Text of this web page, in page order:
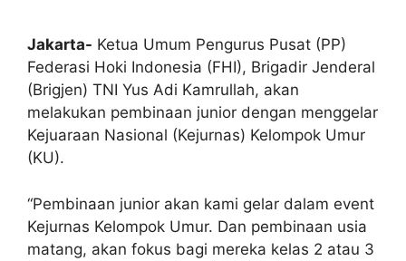
Jakarta- Ketua Umum Pengurus Pusat (PP)
Federasi Hoki Indonesia (FHI), Brigadir Jenderal
(Brigjen) TNI Yus Adi Kamrullah, akan
melakukan pembinaan junior dengan menggelar
Kejuaraan Nasional (Kejurnas) Kelompok Umur
(KU).
“Pembinaan junior akan kami gelar dalam event
Kejurnas Kelompok Umur. Dan pembinaan usia
matang, akan fokus bagi mereka kelas 2 atau 3